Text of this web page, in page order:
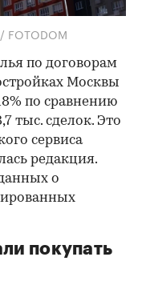
FOTODOM
по договорам
Москвы
по сравнению
тыс. сделок. Это
сервиса
редакция.
о
покупать